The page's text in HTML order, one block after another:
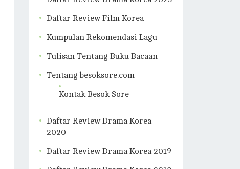
Daftar Review Film Korea
Kumpulan Rekomendasi Lagu
Tulisan Tentang Buku Bacaan
Tentang besoksore.com
Kontak Besok Sore
Daftar Review Drama Korea
2020
Daftar Review Drama Korea 2019